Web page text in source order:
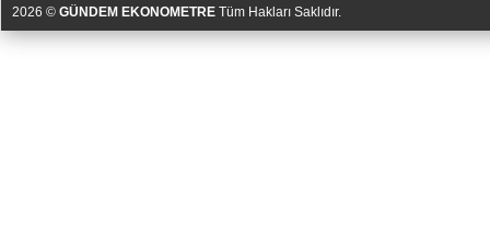
2026 © GÜNDEM EKONOMETRE Tüm Hakları Saklıdır.